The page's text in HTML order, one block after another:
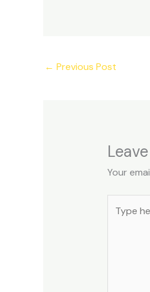
← Previous Post
Your
here..